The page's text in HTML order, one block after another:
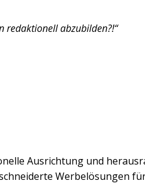
redaktionell abzubilden?!“
Ausrichtung und
Werbelösungen